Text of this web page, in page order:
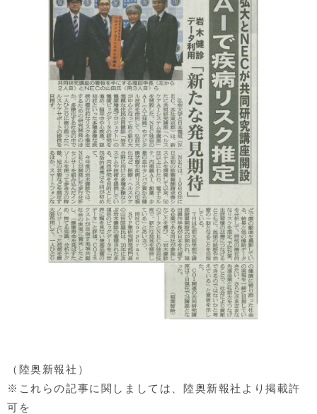
（陸奥新報社）
※これらの記事に関しましては、陸奥新報社より掲載許
可を